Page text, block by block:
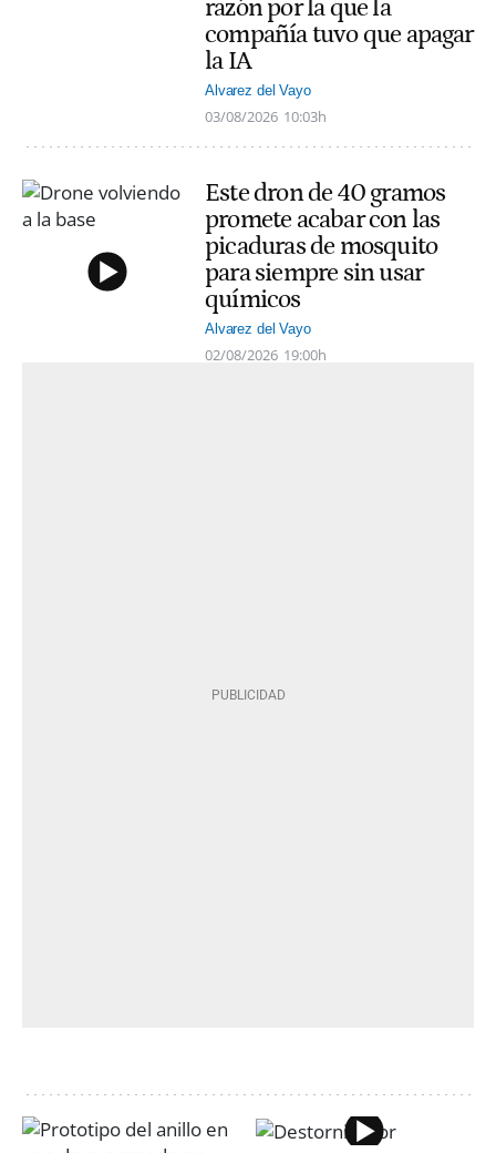
razón por la que la
compañía tuvo que apagar
la IA
Alvarez del Vayo
03/08/2026 10:03h
Este dron de 40 gramos
promete acabar con las
picaduras de mosquito
para siempre sin usar
químicos
Alvarez del Vayo
02/08/2026 19:00h